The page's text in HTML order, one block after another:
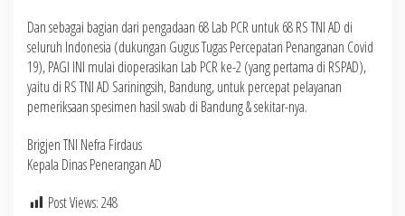
Dan sebagai bagian dari pengadaan 68 Lab PCR untuk 68 RS TNI AD di
seluruh Indonesia (dukungan Gugus Tugas Percepatan Penanganan Covid
19), PAGI INI mulai dioperasikan Lab PCR ke-2 (yang pertama di RSPAD),
yaitu di RS TNI AD Sariningsih, Bandung, untuk percepat pelayanan
pemeriksaan spesimen hasil swab di Bandung & sekitar-nya.
Brigjen TNI Nefra Firdaus
Kepala Dinas Penerangan AD
Post Views:248